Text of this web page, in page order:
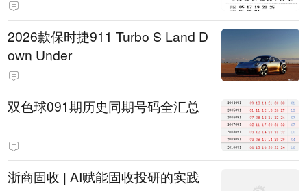
2026款保时捷911 Turbo S Land D
own Under
双色球091期历史同期号码全汇总
浙商固收 | AI赋能固收投研的实践